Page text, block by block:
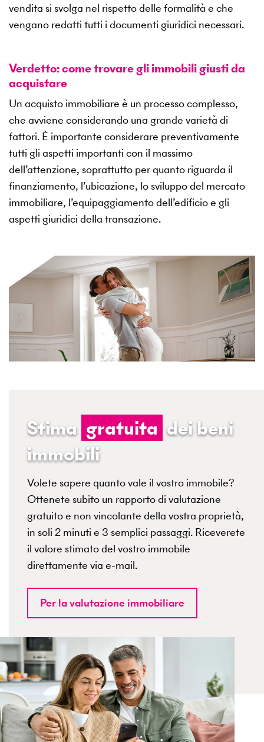
vendita si svolga nel rispetto delle formalità e che
vengano redatti tutti i documenti giuridici necessari.
Verdetto: come trovare gli immobili giusti da
acquistare
Un acquisto immobiliare è un processo complesso,
che avviene considerando una grande varietà di
fattori. È importante considerare preventivamente
tutti gli aspetti importanti con il massimo
dell’attenzione, soprattutto per quanto riguarda il
finanziamento, l’ubicazione, lo sviluppo del mercato
immobiliare, l’equipaggiamento dell’edificio e gli
aspetti giuridici della transazione.
Stima gratuita dei beni
immobili
Volete sapere quanto vale il vostro immobile?
Ottenete subito un rapporto di valutazione
gratuito e non vincolante della vostra proprietà,
in soli 2 minuti e 3 semplici passaggi. Riceverete
il valore stimato del vostro immobile
direttamente via e-mail.
Per la valutazione immobiliare